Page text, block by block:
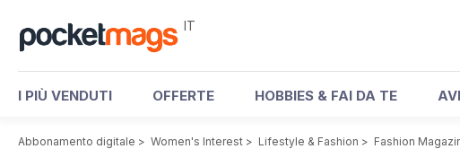
IT
I PIÙ VENDUTI OFFERTE HOBBIES & FAI DA TE
Abbonamento digitale > Women's Interest > Lifestyle & Fashion > Fashion